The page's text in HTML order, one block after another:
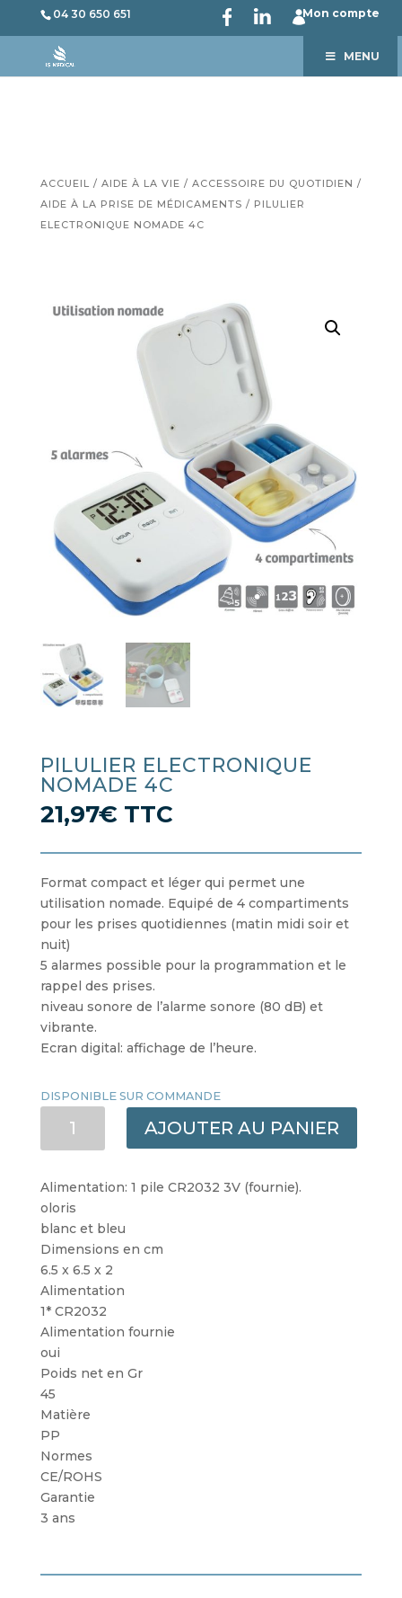
04 30 650 651 Mon compte
MENU
ACCUEIL / AIDE À LA VIE / ACCESSOIRE DU QUOTIDIEN /
AIDE À LA PRISE DE MÉDICAMENTS / PILULIER
ELECTRONIQUE NOMADE 4C
PILULIER ELECTRONIQUE
NOMADE 4C
21,97€ TTC
Format compact et léger qui permet une
utilisation nomade. Equipé de 4 compartiments
pour les prises quotidiennes (matin midi soir et
nuit)
5 alarmes possible pour la programmation et le
rappel des prises.
niveau sonore de l’alarme sonore (80 dB) et
vibrante.
Ecran digital: affichage de l’heure.
DISPONIBLE SUR COMMANDE
AJOUTER AU PANIER
Alimentation: 1 pile CR2032 3V (fournie).
oloris
blanc et bleu
Dimensions en cm
6.5 x 6.5 x 2
Alimentation
1* CR2032
Alimentation fournie
oui
Poids net en Gr
45
Matière
PP
Normes
CE/ROHS
Garantie
3 ans